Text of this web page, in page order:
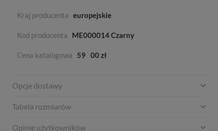
Kraj producenta europejskie
Kod producenta ME000014 Czarny
Cena katalogowa 59 00 zł
Opcje dostawy
Tabela rozmiarów
Opinie użytkowników